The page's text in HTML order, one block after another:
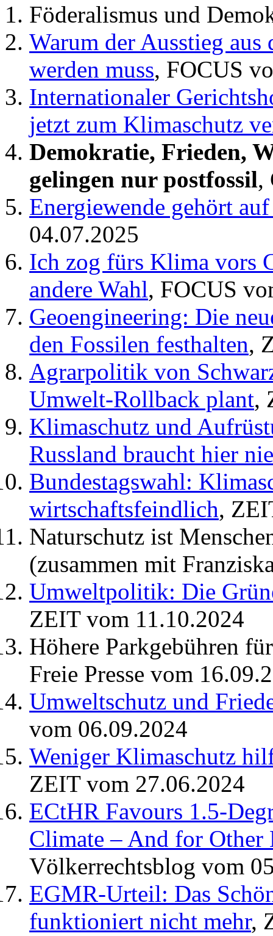
Föderalismus und
Warum der Ausstieg
werden muss, FOCUS
Internationaler
jetzt zum Klimaschutz
Demokratie, Frieden,
gelingen nur postfossil,
Energiewende gehört
04.07.2025
Ich zog fürs Klima vors
andere Wahl, FOCUS
Geoengineering: Die
den Fossilen festhalten,
Agrarpolitik von
Umwelt-Rollback plant,
Klimaschutz und
Russland braucht hier
Bundestagswahl:
wirtschaftsfeindlich,
Naturschutz ist
(zusammen mit
Umweltpolitik: Die
ZEIT vom 11.10.2024
Höhere Parkgebühren
Freie Presse vom
Umweltschutz und
vom 06.09.2024
Weniger Klimaschutz
ZEIT vom 27.06.2024
ECtHR Favours 1.5-
Climate – And for Other
Völkerrechtsblog vom
EGMR-Urteil: Das
funktioniert nicht mehr,